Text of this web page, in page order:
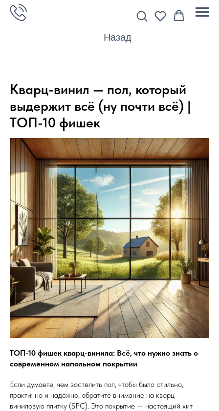
Назад
Кварц-винил — пол, который
выдержит всё (ну почти всё) |
ТОП-10 фишек
ТОП-10 фишек кварц-винила: Всё, что нужно знать о
современном напольном покрытии
Если думаете, чем застелить пол, чтобы было стильно,
практично и надёжно, обратите внимание на кварц-
виниловую плитку (SPC). Это покрытие — настоящий хит